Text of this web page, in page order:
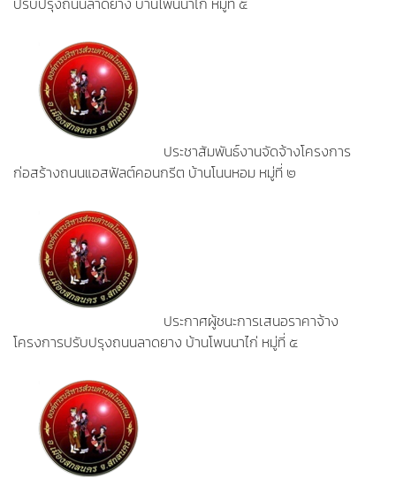
ประชาสัมพันธ์งานจัดจ้างโครงการ
ก่อสร้างถนนแอสฟัลต์คอนกรีต บ้านโนนหอม หมู่ที่ ๒
ประกาศผู้ชนะการเสนอราคาจ้าง
โครงการปรับปรุงถนนลาดยาง บ้านโพนนาไก่ หมู่ที่ ๕